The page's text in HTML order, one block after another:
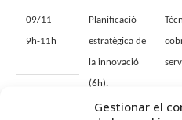
Gestionar el
09/11 –
9h-11h
Planificació
estratègica de
la innovació
(6h).